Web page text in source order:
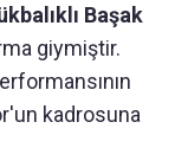
Başak
giymiştir.
kadrosuna